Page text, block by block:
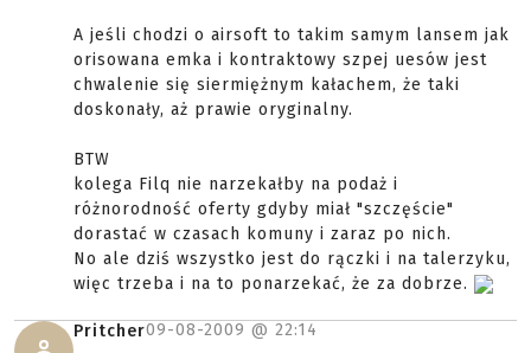
A jeśli chodzi o airsoft to takim samym lansem jak
orisowana emka i kontraktowy szpej uesów jest
chwalenie się siermiężnym kałachem, że taki
doskonały, aż prawie oryginalny.
BTW
kolega Filq nie narzekałby na podaż i
różnorodność oferty gdyby miał "szczęście"
dorastać w czasach komuny i zaraz po nich.
No ale dziś wszystko jest do rączki i na talerzyku,
więc trzeba i na to ponarzekać, że za dobrze.
Pritcher09-08-2009 @ 22:14